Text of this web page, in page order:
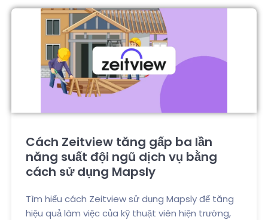
Cách Zeitview tăng gấp ba lần
năng suất đội ngũ dịch vụ bằng
cách sử dụng Mapsly
Tìm hiểu cách Zeitview sử dụng Mapsly để tăng
hiệu quả làm việc của kỹ thuật viên hiện trường,